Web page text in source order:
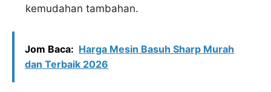
kemudahan tambahan.
Jom Baca: Harga Mesin Basuh Sharp Murah
dan Terbaik 2026